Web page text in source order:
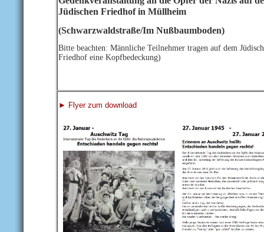
Jüdischen Friedhof in Müllheim
(Schwarzwaldstraße/Im Nußbaumboden)
Bitte beachten: Männliche Teilnehmer tragen auf dem
Friedhof eine Kopfbedeckung)
► Flyer zum download